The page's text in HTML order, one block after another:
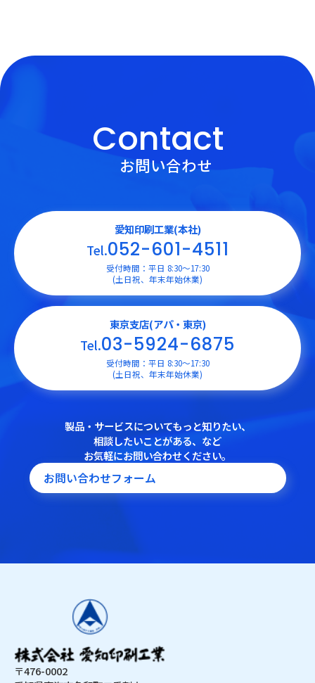
Contact
お問い合わせ
愛知印刷工業(本社)
Tel.052-601-4511
受付時間：平日 8:30〜17:30
(土日祝、年末年始休業)
東京支店(アパ・東京)
Tel.03-5924-6875
受付時間：平日 8:30〜17:30
(土日祝、年末年始休業)
製品・サービスについてもっと知りたい、
相談したいことがある、など
お気軽にお問い合わせください。
お問い合わせフォーム
〒476-0002